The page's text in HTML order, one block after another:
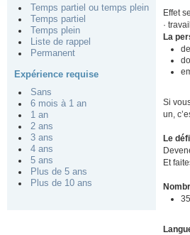
Temps partiel ou temps plein
Temps partiel
Temps plein
Liste de rappel
Permanent
Expérience requise
Sans
6 mois à 1 an
1 an
2 ans
3 ans
4 ans
5 ans
Plus de 5 ans
Plus de 10 ans
Effet
·
La
Si
un,
Le
Et